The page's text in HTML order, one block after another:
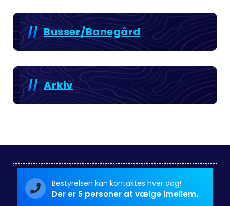
Busser/Banegård
Arkiv
Bestyrelsen kan kontaktes hver dag!
Der er 5 personer at vælge imellem.